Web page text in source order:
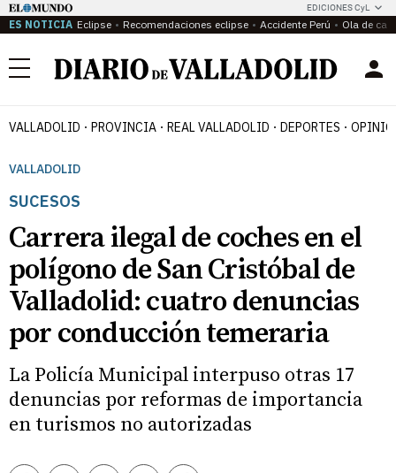
EDICIONES CyL
ES NOTICIA Eclipse Recomendaciones eclipse Accidente Perú Ola de
Menú
VALLADOLID PROVINCIA REAL VALLADOLID DEPORTES
VALLADOLID
SUCESOS
Carrera ilegal de coches en el
polígono de San Cristóbal de
Valladolid: cuatro denuncias
por conducción temeraria
La Policía Municipal interpuso otras 17
denuncias por reformas de importancia
en turismos no autorizadas